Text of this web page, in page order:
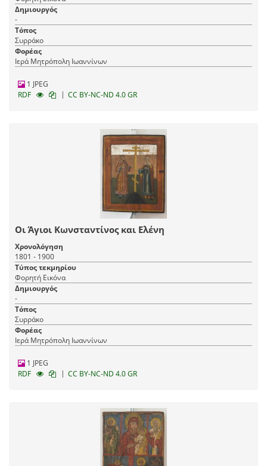
Δημιουργός
-
Τόπος
Συρράκο
Φορέας
Ιερά Μητρόπολη Ιωαννίνων
1 JPEG
RDF
| CC BY-NC-ND 4.0 GR
Οι Άγιοι Κωνσταντίνος και Ελένη
Χρονολόγηση
1801 - 1900
Τύπος τεκμηρίου
Φορητή Εικόνα
Δημιουργός
-
Τόπος
Συρράκο
Φορέας
Ιερά Μητρόπολη Ιωαννίνων
1 JPEG
RDF
| CC BY-NC-ND 4.0 GR